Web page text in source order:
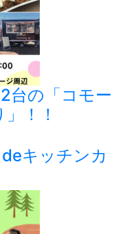
台の「コモー
！！
キッチンカ